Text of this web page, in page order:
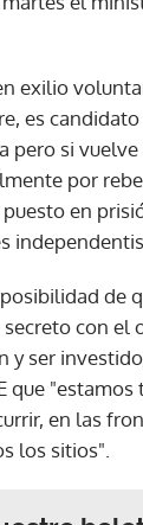
exilio
es
pero si vuelve
por
en
de
con el
y ser
que "estamos
en las
los sitios".